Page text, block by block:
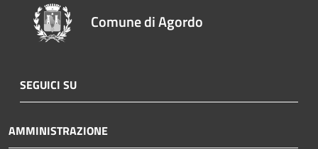
Comune di Agordo
SEGUICI SU
AMMINISTRAZIONE